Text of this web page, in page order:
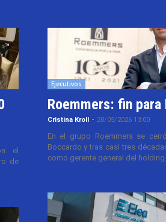
el
de
Ejecutivos
Roemmers: fin para
Cristina Kroll - 20/05/2026 13:00
En el grupo Roemmers se
Boccardo y tras casi tres
como gerente general del holding...